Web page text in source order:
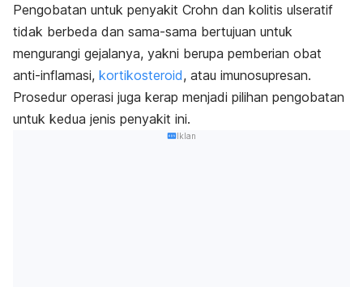
Pengobatan untuk penyakit Crohn dan kolitis ulseratif
tidak berbeda dan sama-sama bertujuan untuk
mengurangi gejalanya, yakni berupa pemberian obat
anti-inflamasi, kortikosteroid, atau imunosupresan.
Prosedur operasi juga kerap menjadi pilihan pengobatan
untuk kedua jenis penyakit ini.
Iklan